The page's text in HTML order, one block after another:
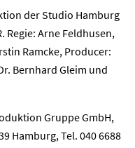
der Studio Hamburg
Regie: Arne Feldhusen,
Ramcke, Producer:
Bernhard Gleim und
Gruppe GmbH,
Hamburg, Tel. 040 6688